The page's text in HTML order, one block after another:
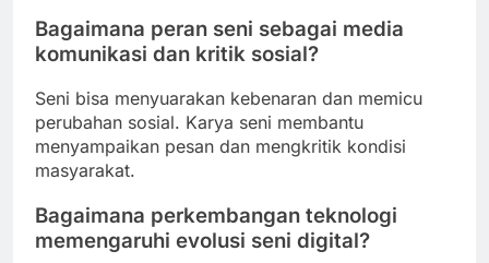
Bagaimana peran seni sebagai media
komunikasi dan kritik sosial?
Seni bisa menyuarakan kebenaran dan memicu
perubahan sosial. Karya seni membantu
menyampaikan pesan dan mengkritik kondisi
masyarakat.
Bagaimana perkembangan teknologi
memengaruhi evolusi seni digital?